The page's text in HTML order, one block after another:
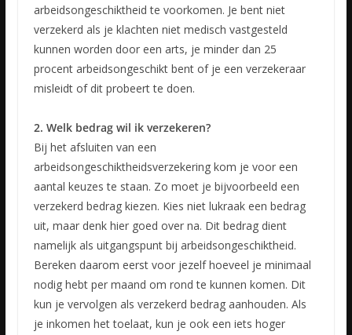
arbeidsongeschiktheid te voorkomen. Je bent niet
verzekerd als je klachten niet medisch vastgesteld
kunnen worden door een arts, je minder dan 25
procent arbeidsongeschikt bent of je een verzekeraar
misleidt of dit probeert te doen.
2. Welk bedrag wil ik verzekeren?
Bij het afsluiten van een
arbeidsongeschiktheidsverzekering kom je voor een
aantal keuzes te staan. Zo moet je bijvoorbeeld een
verzekerd bedrag kiezen. Kies niet lukraak een bedrag
uit, maar denk hier goed over na. Dit bedrag dient
namelijk als uitgangspunt bij arbeidsongeschiktheid.
Bereken daarom eerst voor jezelf hoeveel je minimaal
nodig hebt per maand om rond te kunnen komen. Dit
kun je vervolgen als verzekerd bedrag aanhouden. Als
je inkomen het toelaat, kun je ook een iets hoger